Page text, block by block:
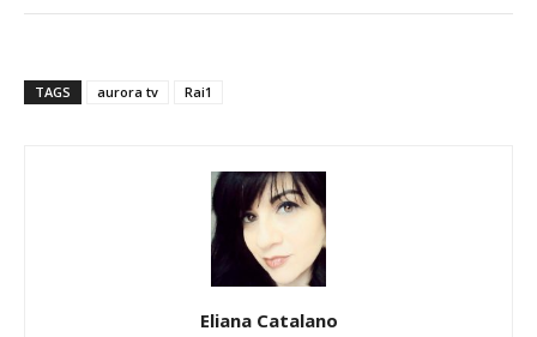
TAGS aurora tv Rai1
Eliana Catalano